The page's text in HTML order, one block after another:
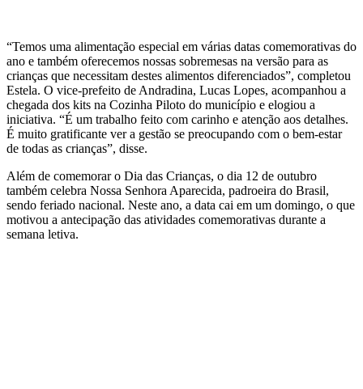
“Temos uma alimentação especial em várias datas comemorativas do
ano e também oferecemos nossas sobremesas na versão para as
crianças que necessitam destes alimentos diferenciados”, completou
Estela. O vice-prefeito de Andradina, Lucas Lopes, acompanhou a
chegada dos kits na Cozinha Piloto do município e elogiou a
iniciativa. “É um trabalho feito com carinho e atenção aos detalhes.
É muito gratificante ver a gestão se preocupando com o bem-estar
de todas as crianças”, disse.
Além de comemorar o Dia das Crianças, o dia 12 de outubro
também celebra Nossa Senhora Aparecida, padroeira do Brasil,
sendo feriado nacional. Neste ano, a data cai em um domingo, o que
motivou a antecipação das atividades comemorativas durante a
semana letiva.